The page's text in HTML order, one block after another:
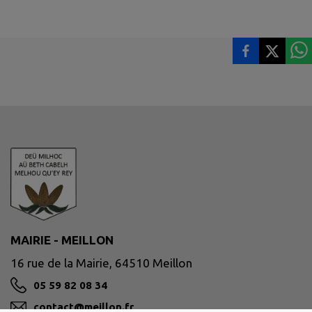
MAIRIE - MEILLON
16 rue de la Mairie, 64510 Meillon
05 59 82 08 34
contact@meillon.fr